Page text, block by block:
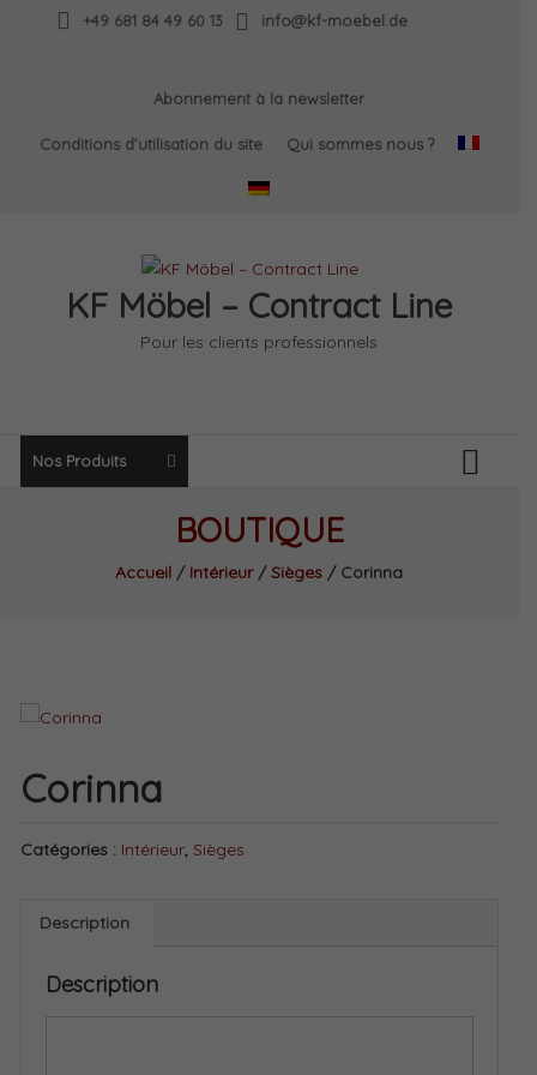
+49 681 84 49 60 13 info@kf-moebel.de
Abonnement à la newsletter
Conditions d’utilisation du site Qui sommes nous ?
KF Möbel – Contract Line
Pour les clients professionnels
Nos Produits
BOUTIQUE
Accueil / Intérieur/Sièges / Corinna
Corinna
Catégories : Intérieur,Sièges
Description
Description